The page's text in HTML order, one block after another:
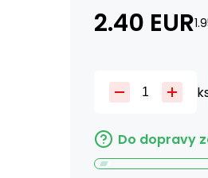
2.40 EUR
Do dopravy